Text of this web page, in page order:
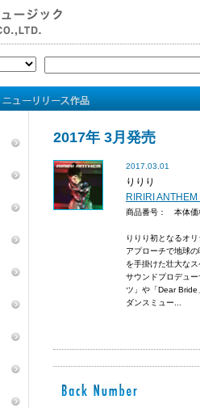
2017年 3月発売
2017.03.01
りりり
RIRIRI
商品番号： 本体
りりり初となるオ
アプローチで地球
を手掛けた壮大な
サウンドプロデュ
ツ」や「Dear Bride
ダンスミュー...